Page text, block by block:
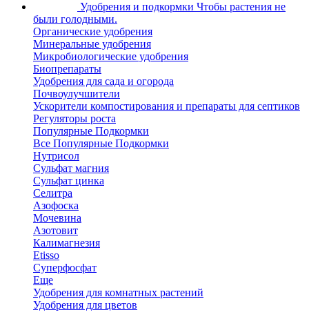
Удобрения и подкормки Чтобы растения не
были голодными.
Органические удобрения
Минеральные удобрения
Микробиологические удобрения
Биопрепараты
Удобрения для сада и огорода
Почвоулучшители
Ускорители компостирования и препараты для септиков
Регуляторы роста
Популярные Подкормки
Все Популярные Подкормки
Нутрисол
Сульфат магния
Сульфат цинка
Селитра
Азофоска
Мочевина
Азотовит
Калимагнезия
Etisso
Суперфосфат
Еще
Удобрения для комнатных растений
Удобрения для цветов